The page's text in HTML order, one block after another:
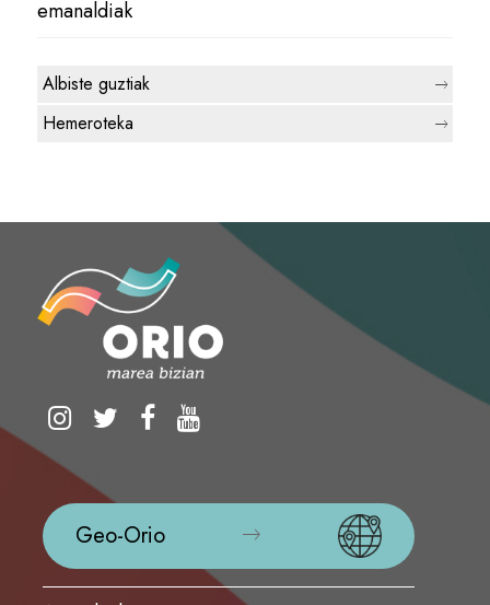
emanaldiak
Albiste guztiak
Hemeroteka
Geo-Orio